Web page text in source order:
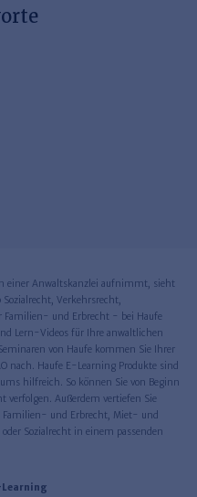
einer Anwaltskanzlei aufnimmt, sieht
Verkehrsrecht,
Familien- und Erbrecht - bei Haufe
Lern-Videos für Ihre anwaltlichen
von Haufe kommen Sie Ihrer
nach. Haufe E-Learning Produkte sind
hilfreich. So können Sie von Beginn
verfolgen. Außerdem vertiefen Sie
Familien- und Erbrecht, Miet- und
Sozialrecht in einem passenden